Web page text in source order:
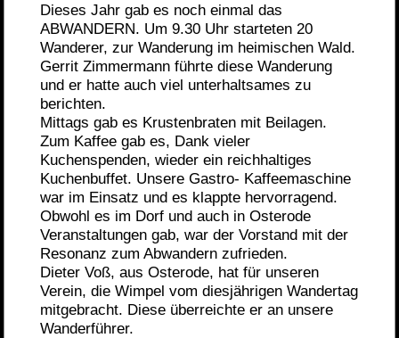
Dieses Jahr gab es noch einmal das
ABWANDERN. Um 9.30 Uhr starteten 20
Wanderer, zur Wanderung im heimischen Wald.
Gerrit Zimmermann führte diese Wanderung
und er hatte auch viel unterhaltsames zu
berichten.
Mittags gab es Krustenbraten mit Beilagen.
Zum Kaffee gab es, Dank vieler
Kuchenspenden, wieder ein reichhaltiges
Kuchenbuffet. Unsere Gastro- Kaffeemaschine
war im Einsatz und es klappte hervorragend.
Obwohl es im Dorf und auch in Osterode
Veranstaltungen gab, war der Vorstand mit der
Resonanz zum Abwandern zufrieden.
Dieter Voß, aus Osterode, hat für unseren
Verein, die Wimpel vom diesjährigen Wandertag
mitgebracht. Diese überreichte er an unsere
Wanderführer.